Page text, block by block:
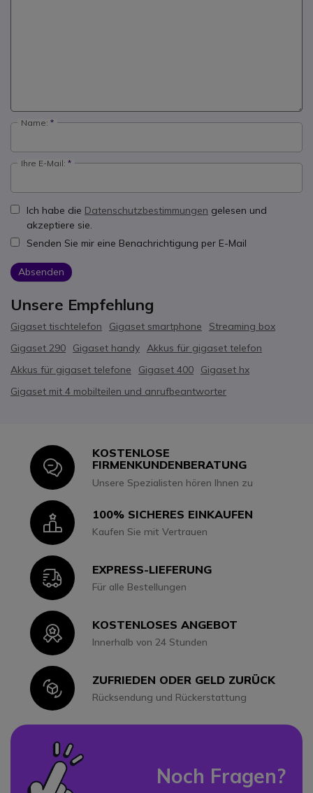
Name:
Ihre E-Mail:
Ich habe die Datenschutzbestimmungen gelesen und
akzeptiere sie.
Senden Sie mir eine Benachrichtigung per E-Mail
Absenden
Unsere Empfehlung
Gigaset tischtelefon Gigaset smartphone
Streaming box
Gigaset 290
Gigaset handy
Akkus für gigaset telefon
Akkus für gigaset telefone
Gigaset 400
Gigaset hx
Gigaset mit 4 mobilteilen und anrufbeantworter
Icon
KOSTENLOSE
FIRMENKUNDENBERATUNG
Unsere Spezialisten hören Ihnen zu
Icon100% SICHERES EINKAUFEN
Kaufen Sie mit Vertrauen
IconEXPRESS-LIEFERUNG
Für alle Bestellungen
IconKOSTENLOSES ANGEBOT
Innerhalb von 24 Stunden
IconZUFRIEDEN ODER GELD ZURÜCK
Rücksendung und Rückerstattung
Noch Fragen?